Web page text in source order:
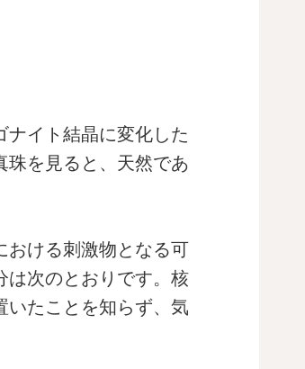
イト結晶に変化した
珠を見ると、天然であ
おける刺激物となる可
は次のとおりです。核
いたことを知らず、気